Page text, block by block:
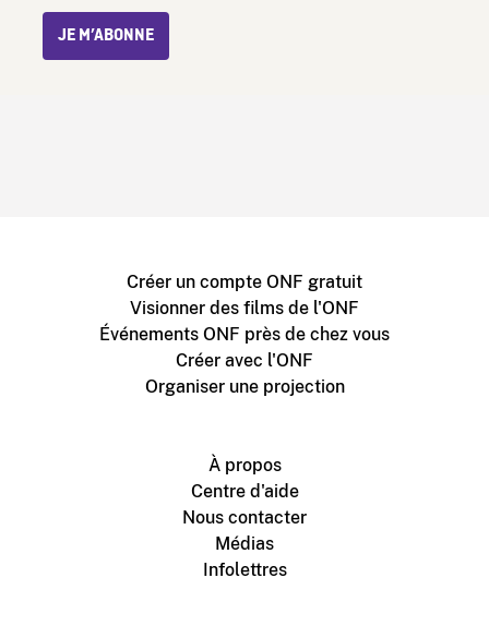
JE M’ABONNE
Créer un compte ONF gratuit
Visionner des films de l'ONF
Événements ONF près de chez vous
Créer avec l'ONF
Organiser une projection
À propos
Centre d'aide
Nous contacter
Médias
Infolettres